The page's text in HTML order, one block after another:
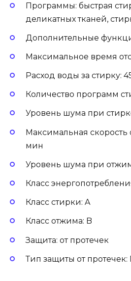
Программы: быстрая
деликатных тканей,
Дополнительные
Максимальное время
Расход воды за стирку:
Количество программ
Уровень шума при
Максимальная скорость
мин
Уровень шума при
Класс
Класс стирки: A
Класс отжима: B
Защита: от протечек
Тип защиты от протечек: